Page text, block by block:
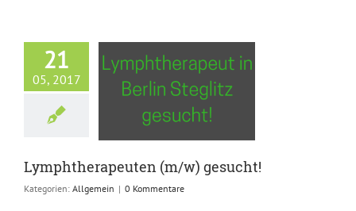
21
05, 2017
(m/w)
Lymphtherapeuten (m/w) gesucht!
Kategorien: Allgemein | 0 Kommentare